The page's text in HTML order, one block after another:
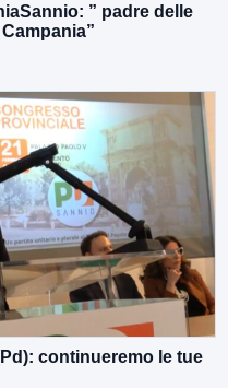
” padre delle
continueremo le tue